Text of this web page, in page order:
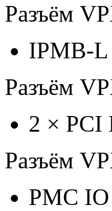
Разъём
IPMB-L
Разъём
2 × PCI
Разъём
PMC IO